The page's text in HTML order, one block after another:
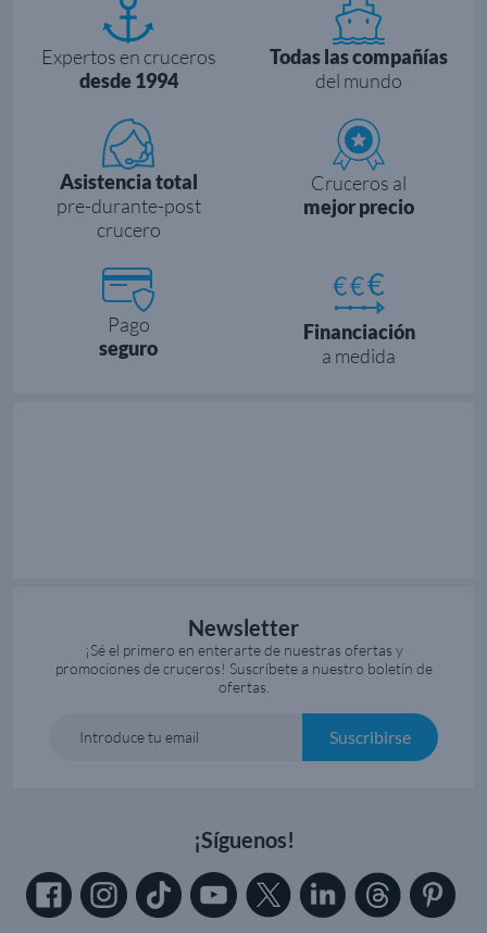
Expertos en cruceros
desde 1994
Todas las compañías
del mundo
Asistencia total
pre-durante-post
crucero
Cruceros al
mejor precio
Pago
seguro
Financiación
a medida
Newsletter
¡Sé el primero en enterarte de nuestras ofertas y
promociones de cruceros! Suscríbete a nuestro boletín de
ofertas.
Introduce tu email Suscribirse
¡Síguenos!